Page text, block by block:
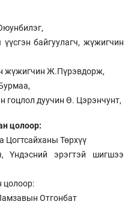
байгуулагч, жүжигчин
жүжигчин Ж.Пүрэвдорж,
гоцлол дуучин Ө. Цэрэнчунт,
цолоор:
Цогтсайханы Төрхүү
Үндэсний эрэгтэй шигшээ
цолоор:
Отгонбат